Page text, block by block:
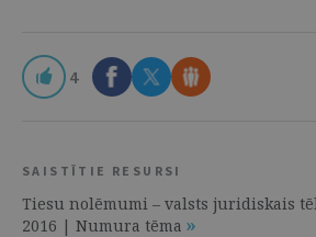
4
SAISTĪTIE RESURSI
Tiesu nolēmumi – valsts juridiskais
2016 | Numura tēma